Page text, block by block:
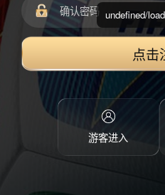
点击
游客进入
undefined/